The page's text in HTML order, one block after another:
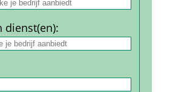
dienst(en):